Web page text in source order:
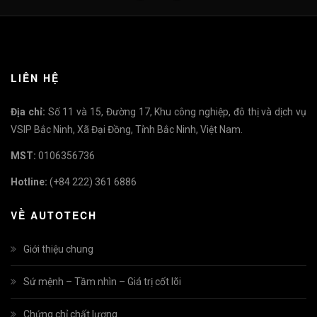
LIÊN HỆ
Địa chỉ: Số 11 và 15, Đường 17, Khu công nghiệp, đô thị và dịch vụ
VSIP Bắc Ninh, Xã Đại Đồng, Tỉnh Bắc Ninh, Việt Nam.
MST: 0106356736
Hotline: (+84 222) 361 6886
VỀ AUTOTECH
Giới thiệu chung
Sứ mệnh – Tầm nhìn – Giá trị cốt lõi
Chứng chỉ chất lượng